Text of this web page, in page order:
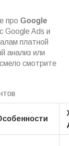
про Google
Google Ads и
платной
анализ или
смотрите